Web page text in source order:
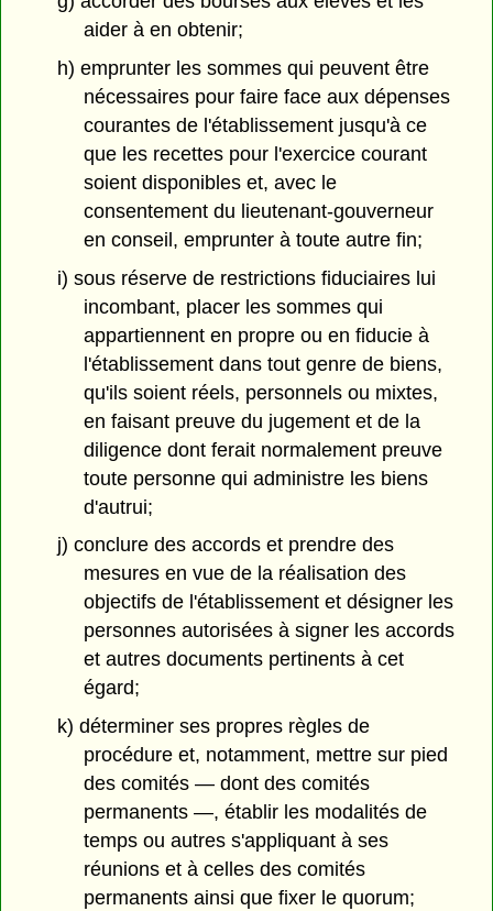
aider à en obtenir;
h) emprunter les sommes qui peuvent être
nécessaires pour faire face aux dépenses
courantes de l'établissement jusqu'à ce
que les recettes pour l'exercice courant
soient disponibles et, avec le
consentement du lieutenant-gouverneur
en conseil, emprunter à toute autre fin;
i) sous réserve de restrictions fiduciaires lui
incombant, placer les sommes qui
appartiennent en propre ou en fiducie à
l'établissement dans tout genre de biens,
qu'ils soient réels, personnels ou mixtes,
en faisant preuve du jugement et de la
diligence dont ferait normalement preuve
toute personne qui administre les biens
d'autrui;
j) conclure des accords et prendre des
mesures en vue de la réalisation des
objectifs de l'établissement et désigner les
personnes autorisées à signer les accords
et autres documents pertinents à cet
égard;
k) déterminer ses propres règles de
procédure et, notamment, mettre sur pied
des comités — dont des comités
permanents —, établir les modalités de
temps ou autres s'appliquant à ses
réunions et à celles des comités
permanents ainsi que fixer le quorum;